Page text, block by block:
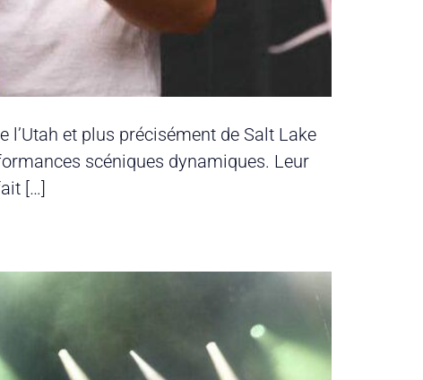
et plus précisément de Salt Lake
scéniques dynamiques. Leur
[…]